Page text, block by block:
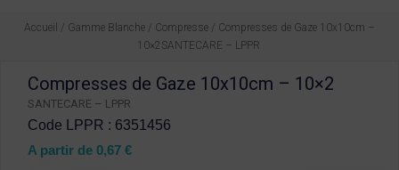
Accueil / Gamme Blanche / Compresse / Compresses de Gaze 10x10cm –
10×2SANTECARE – LPPR
Compresses de Gaze 10x10cm – 10×2
SANTECARE – LPPR
Code LPPR : 6351456
A partir de 0,67 €